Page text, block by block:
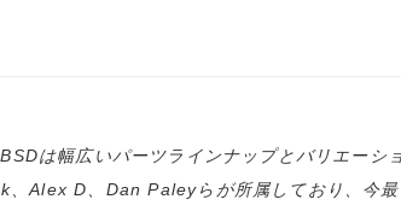
は幅広いパーツラインナップとバリエー
Alex D、Dan Paleyらが所属しており、今最